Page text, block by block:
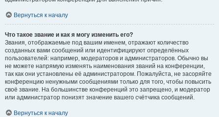
Вернуться к началу
Что такое звание и как я могу изменить его?
Звания, отображаемые под вашим именем, отражают количество
созданных вами сообщений или идентифицируют определённых
пользователей: например, модераторов и администраторов. Обычно вы
не можете напрямую изменять наименования званий на конференции,
так как они установлены её администратором. Пожалуйста, не засоряйте
конференцию ненужными сообщениями только для того, чтобы повысить
своё звание. На большинстве конференций это запрещено, и модератор
или администратор понизят значение вашего счётчика сообщений.
Вернуться к началу